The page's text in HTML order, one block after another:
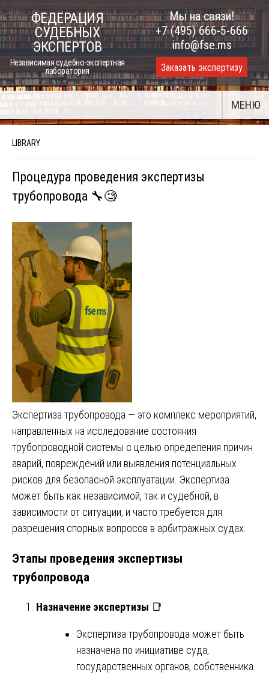
Skip
to
content
ФЕДЕРАЦИЯ
СУДЕБНЫХ
ЭКСПЕРТОВ
Независимая судебно-экспертная
лаборатория
Мы на связи!
+7 (495) 666-5-666
info@fse.ms
Заказать экспертизу
МЕНЮ
LIBRARY
Процедура проведения экспертизы
трубопровода 🔧🧐
Экспертиза трубопровода — это комплекс мероприятий,
направленных на исследование состояния
трубопроводной системы с целью определения причин
аварий, повреждений или выявления потенциальных
рисков для безопасной эксплуатации. Экспертиза
может быть как независимой, так и судебной, в
зависимости от ситуации, и часто требуется для
разрешения спорных вопросов в арбитражных судах.
Этапы проведения экспертизы
трубопровода
Назначение экспертизы 📑
Экспертиза трубопровода может быть
назначена по инициативе суда,
государственных органов, собственника